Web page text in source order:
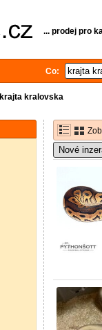
... prodej pro
Co:
krajta kralovska
Nové